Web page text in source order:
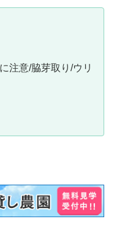
注意/脇芽取り/ウリ